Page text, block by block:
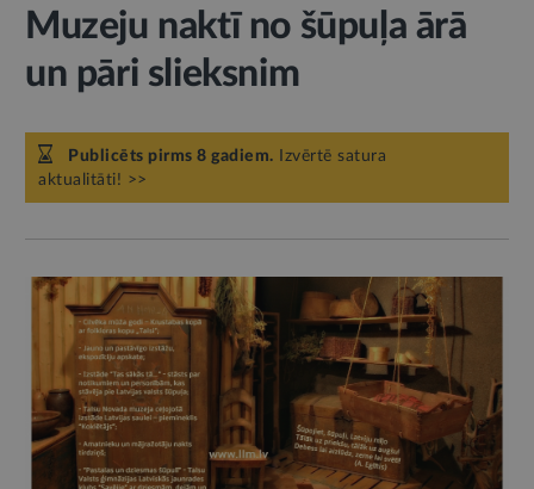
Muzeju naktī no šūpuļa ārā
un pāri slieksnim
Publicēts pirms 8 gadiem. Izvērtē satura
aktualitāti! >>